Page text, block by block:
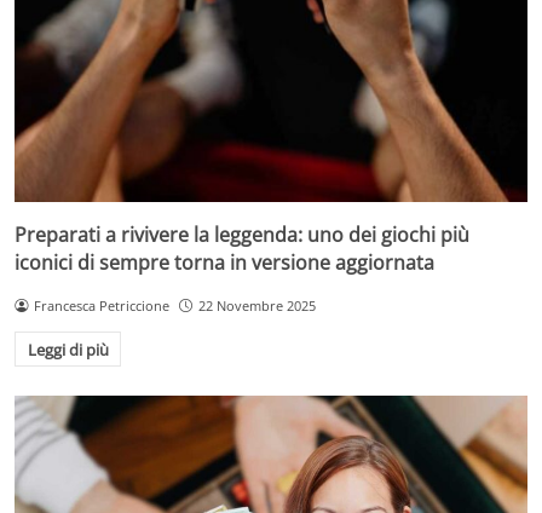
Preparati a rivivere la leggenda: uno dei giochi più
iconici di sempre torna in versione aggiornata
Francesca Petriccione 22 Novembre 2025
Leggi di più